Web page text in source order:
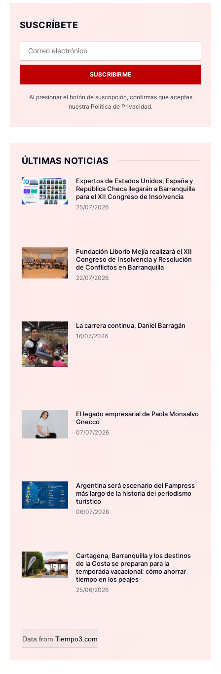
SUSCRÍBETE
SUSCRIBIRME
Al presionar el botón de suscripción, confirmas que aceptas
nuestra Política de Privacidad.
ÚLTIMAS NOTICIAS
Expertos de Estados Unidos, España y
República Checa llegarán a Barranquilla
para el XII Congreso de Insolvencia
25/07/2026
Fundación Liborio Mejía realizará el XII
Congreso de Insolvencia y Resolución
de Conflictos en Barranquilla
22/07/2026
La carrera continua, Daniel Barragán
16/07/2026
El legado empresarial de Paola Monsalvo
Gnecco
07/07/2026
Argentina será escenario del Fampress
más largo de la historia del periodismo
turístico
06/07/2026
Cartagena, Barranquilla y los destinos
de la Costa se preparan para la
temporada vacacional: cómo ahorrar
tiempo en los peajes
25/06/2026
Data from Tiempo3.com